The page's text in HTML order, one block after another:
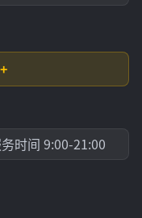
时间 9:00-21:00